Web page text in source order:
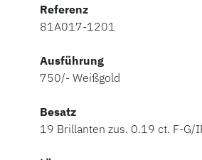
Referenz
81A017-1201
Ausführung
750/- Weißgold
Besatz
19 Brillanten zus. 0.19 ct. F-G/